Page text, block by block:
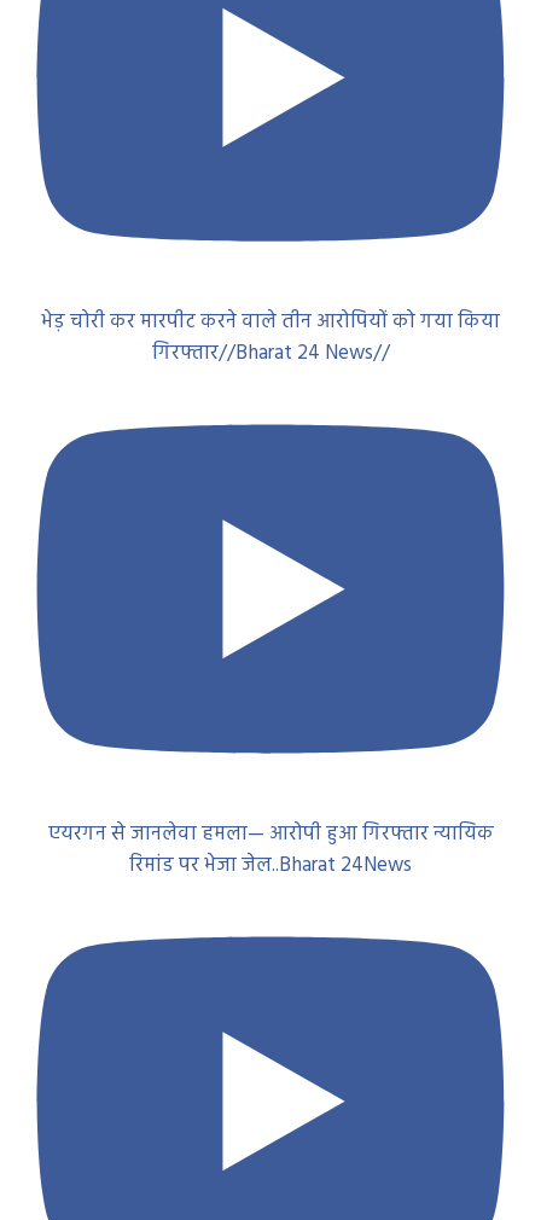
भेड़ चोरी कर मारपीट करने वाले तीन आरोपियों को गया किया
गिरफ्तार//Bharat 24 News//
एयरगन से जानलेवा हमला— आरोपी हुआ गिरफ्तार न्यायिक
रिमांड पर भेजा जेल..Bharat 24News